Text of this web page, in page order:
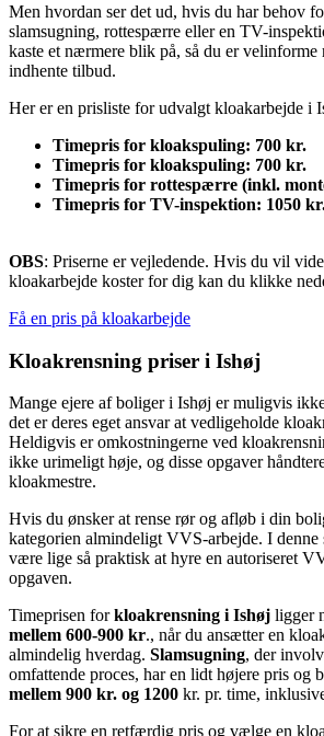
Men hvordan ser det ud, hvis du har behov
slamsugning, rottespærre eller en TV-
kaste et nærmere blik på, så du er velinforme
indhente tilbud.
Her er en prisliste for udvalgt kloakarbejde i
Timepris for kloakspuling: 700 kr.
Timepris for kloakspuling: 700 kr.
Timepris for rottespærre (inkl.
Timepris for TV-inspektion: 1050
OBS: Priserne er vejledende. Hvis du vil
kloakarbejde koster for dig kan du klikke
Få en pris på kloakarbejde
Kloakrensning priser i Ishøj
Mange ejere af boliger i Ishøj er muligvis
det er deres eget ansvar at vedligeholde
Heldigvis er omkostningerne ved
ikke urimeligt høje, og disse opgaver
kloakmestre.
Hvis du ønsker at rense rør og afløb i din
kategorien almindeligt VVS-arbejde. I denne
være lige så praktisk at hyre en autoriseret
opgaven.
Timeprisen forkloakrensning i Ishøj ligger
mellem 600-900 kr., når du ansætter en
almindelig hverdag. Slamsugning, der
omfattende proces, har en lidt højere pris og
mellem 900 kr. og 1200 kr. pr. time,
For at sikre en retfærdig pris og vælge en